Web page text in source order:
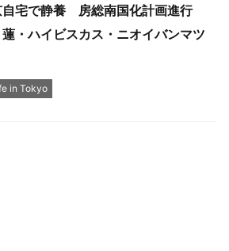
自宅で静養 房総南国化計画進行
・ハイビスカス・ニオイバンマツ
in Tokyo